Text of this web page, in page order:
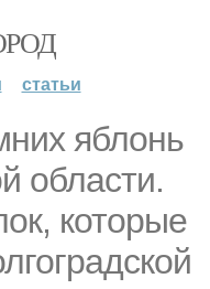
статьи
яблонь
области.
которые